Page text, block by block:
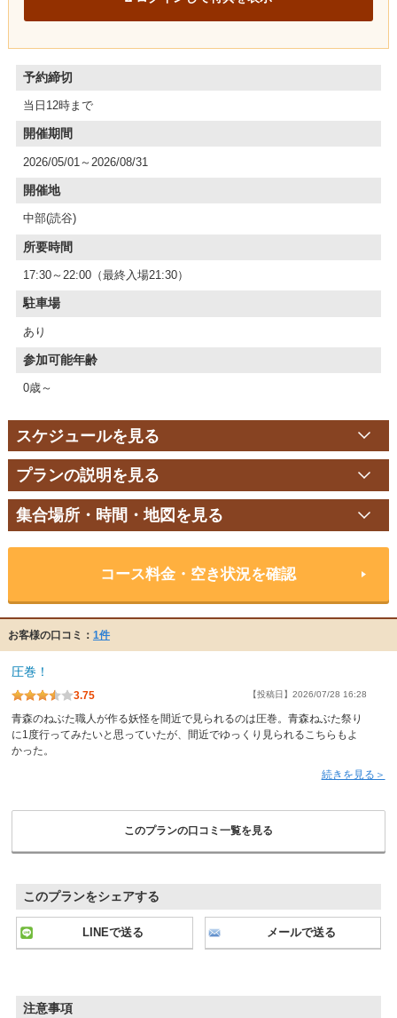
予約締切
当日12時まで
開催期間
2026/05/01～2026/08/31
開催地
中部(読谷)
所要時間
17:30～22:00（最終入場21:30）
駐車場
あり
参加可能年齢
0歳～
スケジュールを見る
プランの説明を見る
集合場所・時間・地図を見る
コース料金・空き状況を確認
お客様の口コミ： 1件
圧巻！
3.75 【投稿日】2026/07/28 16:28
青森のねぶた職人が作る妖怪を間近で見られるのは圧巻。青森ねぶた祭り
に1度行ってみたいと思っていたが、間近でゆっくり見られるこちらもよ
かった。
続きを見る＞
このプランの口コミ一覧を見る
このプランをシェアする
LINEで送る メールで送る
注意事項